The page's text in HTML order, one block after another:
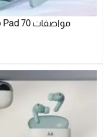
مواصفات Moto Pad 70 .. ملك الفئة المتوسطة